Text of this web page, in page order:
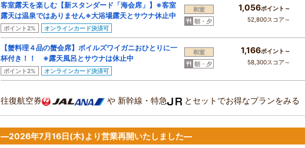
客室露天を楽しむ【新スタンダード「海会席」】※客室
露天は温泉ではありません※大浴場露天とサウナ休止中
ポイント2% オンラインカード決済可
和室
朝・夕
1,056ポイント～
52,800スコア～
【蟹料理４品の蟹会席】ボイルズワイガニおひとりに一
杯付き！！ ※露天風呂とサウナは休止中
ポイント2% オンラインカード決済可
和室
朝・夕
1,166ポイント～
58,300スコア～
往復航空券 や 新幹線・特急 とセットでお得なプランをみる
―2026年7月16日(木)より営業再開いたしました―